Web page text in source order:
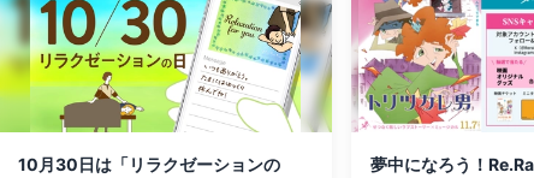
10月30日は「リラクゼーションの
夢中になろう！